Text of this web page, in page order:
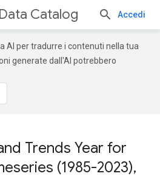
Catalog Accedi
AI per tradurre i contenuti nella tua
generate dall'AI potrebbero
Trends Year for
(1985-2023),